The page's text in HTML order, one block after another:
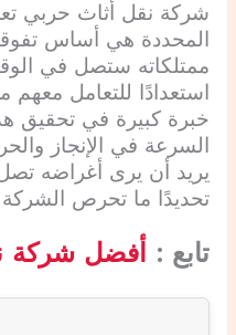
شركة نقل أثاث حربي
المحددة هي أساس
ممتلكاته ستصل في
استعدادًا للتعامل معهم
خبرة كبيرة في تحقيق
السرعة في الإنجاز
يريد أن يرى أغراضه تصل
تحديدًا ما تحرص
تابع : أفضل